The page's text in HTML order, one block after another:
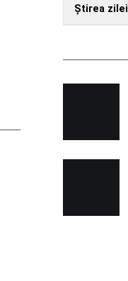
Ştirea zilei